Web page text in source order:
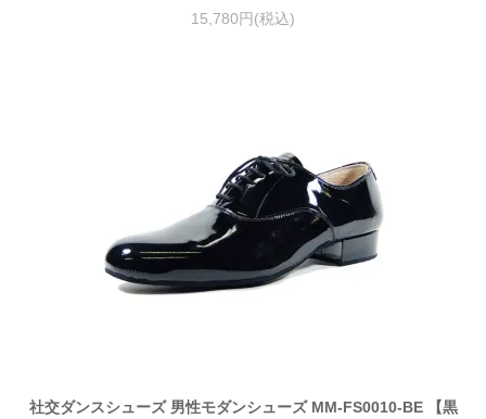
15,780円(税込)
社交ダンスシューズ 男性モダンシューズ MM-FS0010-BE 【黒